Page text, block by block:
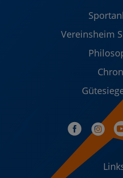
Vereinsheim